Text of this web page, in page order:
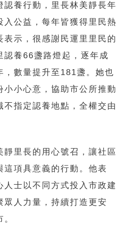
認養行動，里長林美靜長年
入公益，每年皆獲得里民熱
表示，很感謝民運里里民的
認養66盞路燈起，逐年成
，數量提升至181盞。她也
小小心意，協助市公所推動
不指定認養地點，全權交由
靜里長的用心號召，讓社區
這項具意義的行動。他表
人士以不同方式投入市政建
眾人力量，持續打造更安